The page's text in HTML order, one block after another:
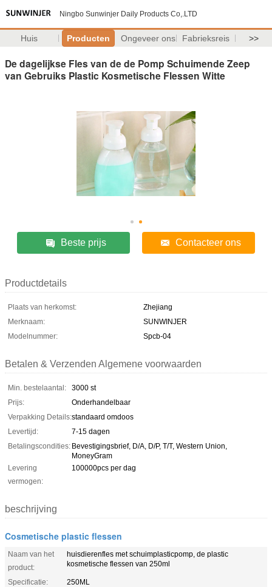
Ningbo Sunwinjer Daily Products Co,.LTD
Huis Producten Ongeveer ons Fabrieksreis >>
De dagelijkse Fles van de de Pomp Schuimende Zeep
van Gebruiks Plastic Kosmetische Flessen Witte
Beste prijs Contacteer ons
Productdetails
Plaats van herkomst:
Zhejiang
Merknaam:
SUNWINJER
Modelnummer:
Spcb-04
Betalen & Verzenden Algemene voorwaarden
Min. bestelaantal:
3000 st
Prijs:
Onderhandelbaar
Verpakking Details:standaard omdoos
Levertijd:
7-15 dagen
Betalingscondities: Bevestigingsbrief, D/A, D/P, T/T, Western Union,
MoneyGram
Levering
vermogen:
100000pcs per dag
beschrijving
Cosmetische plastic flessen
Naam van het
product:
huisdierenfles met schuimplasticpomp, de plastic
kosmetische flessen van 250ml
Specificatie:
250ML